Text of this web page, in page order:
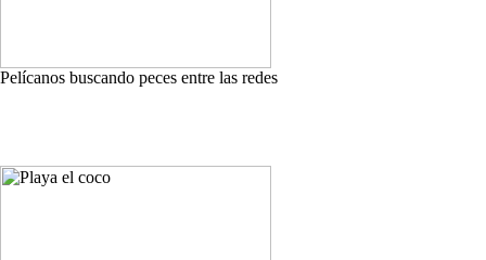
Pelícanos buscando peces entre las redes